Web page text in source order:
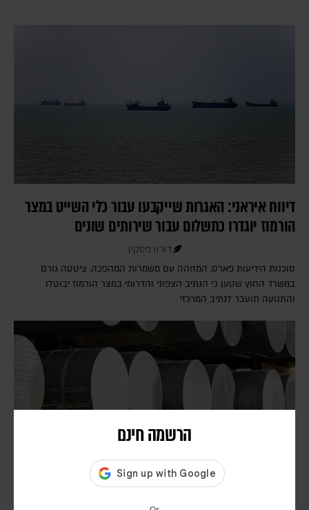
הרשמה חינם
דיווח איראני: האגרות שייקבעו עבור כלי השייט במצר
הורמוז יוגדרו כתשלום עבור שירותים שונים
דורון פסקין
סוכנות הידיעות פארס, המזוהה עם משמרות המהפכה, ציטטה גורם
במשרד החוץ שטען כי הנתיב הצפוני והדרומי במצר הורמוז יבוטלו
והתנועה תועבר לנתיב המרכזי
דיווח: חודשים לפני המלחמה באיראן, הפנטגון זיהה